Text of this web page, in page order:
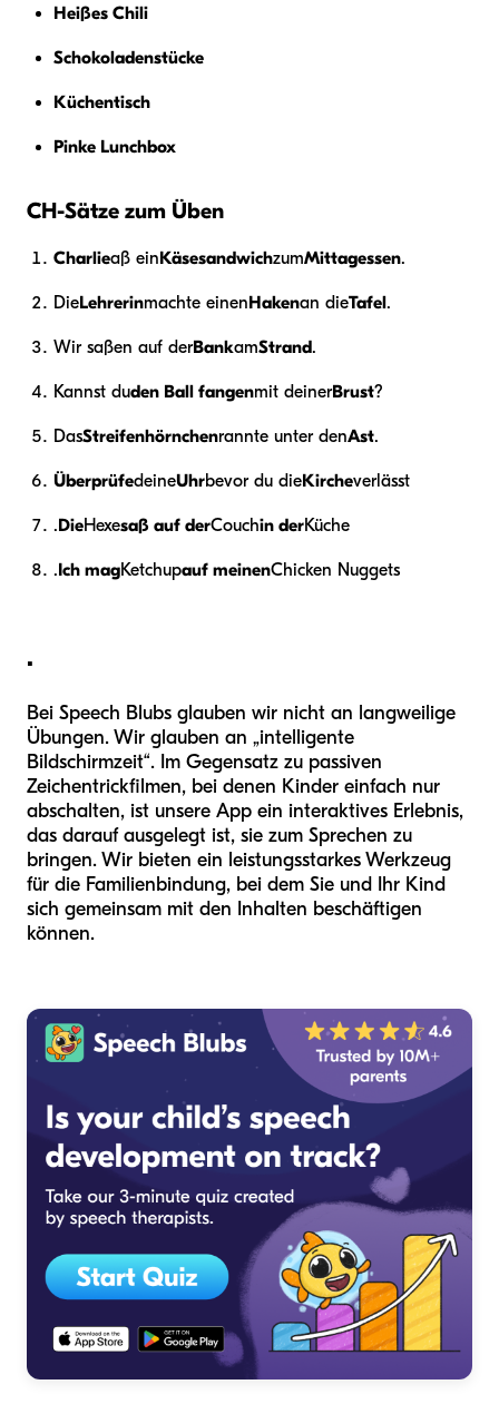
Heißes Chili
Schokoladenstücke
Küchentisch
Pinke Lunchbox
CH-Sätze zum Üben
Charlieaß einKäsesandwichzumMittagessen.
DieLehrerinmachte einenHakenan dieTafel.
Wir saßen auf derBankamStrand.
Kannst duden Ball fangenmit deinerBrust?
DasStreifenhörnchenrannte unter denAst.
ÜberprüfedeineUhrbevor du dieKircheverlässt
.DieHexesaß auf derCouchin derKüche
.Ich magKetchupauf meinenChicken Nuggets
.
Bei Speech Blubs glauben wir nicht an langweilige
Übungen. Wir glauben an „intelligente
Bildschirmzeit“. Im Gegensatz zu passiven
Zeichentrickfilmen, bei denen Kinder einfach nur
abschalten, ist unsere App ein interaktives Erlebnis,
das darauf ausgelegt ist, sie zum Sprechen zu
bringen. Wir bieten ein leistungsstarkes Werkzeug
für die Familienbindung, bei dem Sie und Ihr Kind
sich gemeinsam mit den Inhalten beschäftigen
können.